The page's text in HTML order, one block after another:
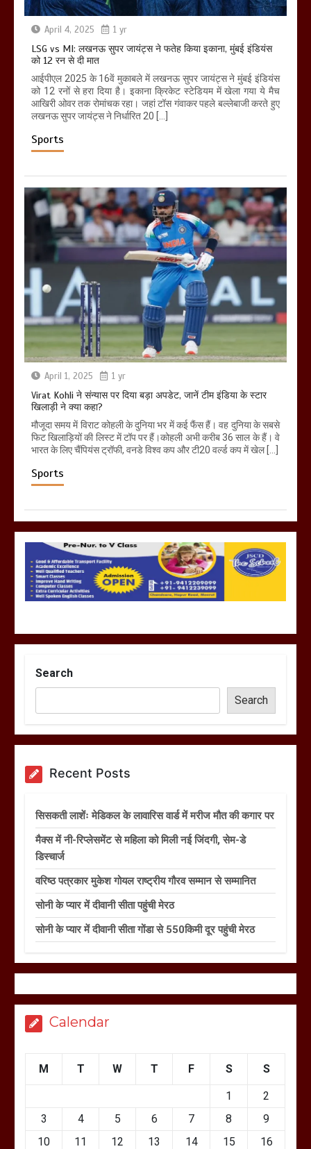
April 4, 2025 1 yr
LSG vs MI: लखनऊ सुपर जायंट्स ने फतेह किया इकाना, मुंबई इंडियंस
को 12 रन से दी मात
आईपीएल 2025 के 16वें मुकाबले में लखनऊ सुपर जायंट्स ने मुंबई इंडियंस
को 12 रनों से हरा दिया है। इकाना क्रिकेट स्टेडियम में खेला गया ये मैच
आखिरी ओवर तक रोमांचक रहा। जहां टॉस गंवाकर पहले बल्लेबाजी करते हुए
लखनऊ सुपर जायंट्स ने निर्धारित 20 […]
Sports
April 1, 2025 1 yr
Virat Kohli ने संन्यास पर दिया बड़ा अपडेट, जानें टीम इंडिया के स्टार
खिलाड़ी ने क्या कहा?
मौजूदा समय में विराट कोहली के दुनिया भर में कई फैंस हैं। वह दुनिया के सबसे
फिट खिलाड़ियों की लिस्ट में टॉप पर हैं।कोहली अभी करीब 36 साल के हैं। वे
भारत के लिए चैंपियंस ट्रॉफी, वनडे विश्व कप और टी20 वर्ल्ड कप में खेल […]
Sports
Search
Search
Recent Posts
सिसकती लाशेंः मेडिकल के लावारिस वार्ड में मरीज मौत की कगार पर
मैक्स में नी-रिप्लेसमेंट से महिला को मिली नई जिंदगी, सेम-डे
डिस्चार्ज
वरिष्ठ पत्रकार मुकेश गोयल राष्ट्रीय गौरव सम्मान से सम्मानित
सोनी के प्यार में दीवानी सीता पहुंची मेरठ
सोनी के प्यार में दीवानी सीता गोंडा से 550किमी दूर पहुंची मेरठ
Calendar
M T W T F S S
1
2
3
4 5 6 7 8
9
10
11 12 13 14 15
16